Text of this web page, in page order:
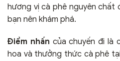
hương vị cà phê nguyên chất
bạn nên khám phá.
Điểm nhấn của chuyến đi là
hoa và thưởng thức cà phê